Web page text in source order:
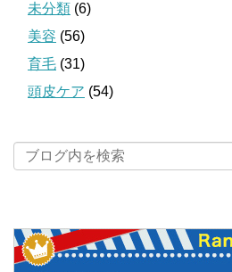
未分類 (6)
美容 (56)
育毛 (31)
頭皮ケア (54)